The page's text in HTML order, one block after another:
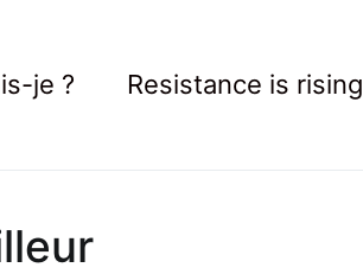
je ? Resistance is rising